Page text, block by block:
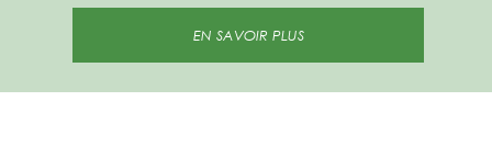
EN SAVOIR PLUS